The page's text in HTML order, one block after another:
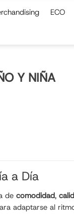
ECO
Y NIÑA
a Día
de comodidad,
adaptarse al